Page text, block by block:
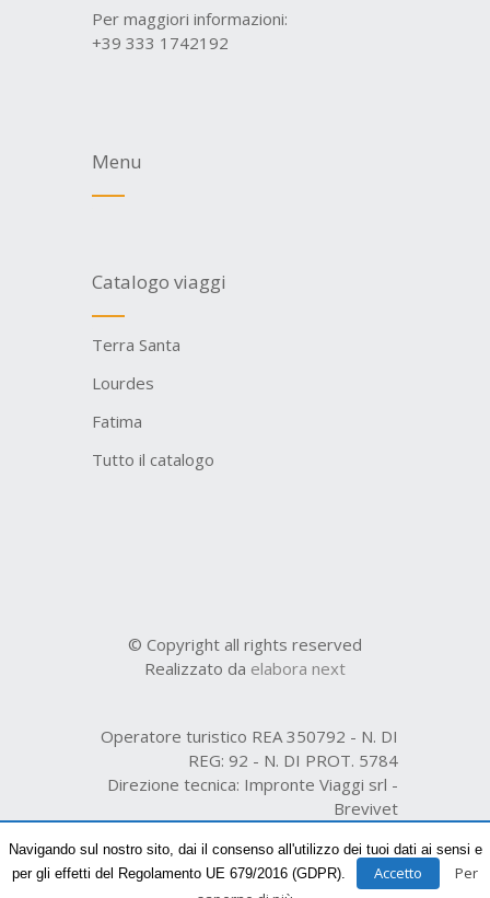
Per maggiori informazioni:
+39 333 1742192
Menu
Catalogo viaggi
Terra Santa
Lourdes
Fatima
Tutto il catalogo
© Copyright all rights reserved
Realizzato da elabora next
Operatore turistico REA 350792 - N. DI
REG: 92 - N. DI PROT. 5784
Direzione tecnica: Impronte Viaggi srl -
Brevivet
Navigando sul nostro sito, dai il consenso all'utilizzo dei tuoi dati ai sensi e
per gli effetti del Regolamento UE 679/2016 (GDPR).
Accetto
Per